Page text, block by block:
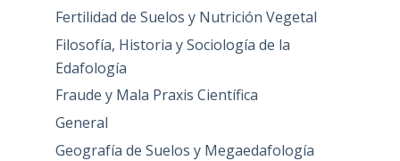
Fertilidad de Suelos y Nutrición Vegetal
Filosofía, Historia y Sociología de la
Edafología
Fraude y Mala Praxis Científica
General
Geografía de Suelos y Megaedafología